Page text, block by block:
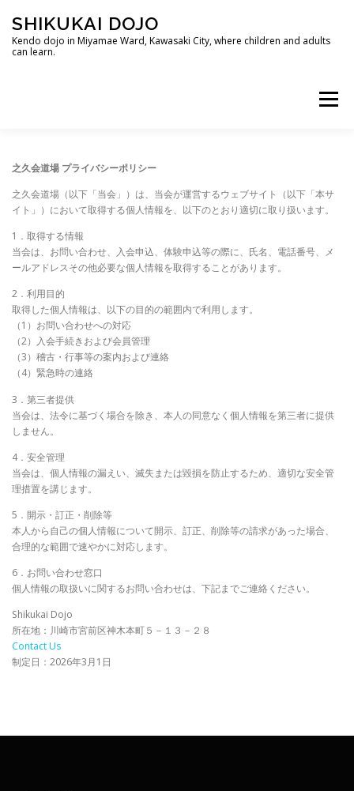
content
SHIKUKAI DOJO
Kendo dojo in Miyamae Ward, Kawasaki City, where children and adults
can learn.
Menu
ABOUT TRAINING INTERNATIONAL EXCHANGE
CONTACT US
之久会道場 プライバシーポリシー
之久会道場（以下「当会」）は、当会が運営するウェブサイト（以下「本サ
イト」）において取得する個人情報を、以下のとおり適切に取り扱います。
1．取得する情報
当会は、お問い合わせ、入会申込、体験申込等の際に、氏名、電話番号、メ
ールアドレスその他必要な個人情報を取得することがあります。
2．利用目的
取得した個人情報は、以下の目的の範囲内で利用します。
（1）お問い合わせへの対応
（2）入会手続きおよび会員管理
（3）稽古・行事等の案内および連絡
（4）緊急時の連絡
3．第三者提供
当会は、法令に基づく場合を除き、本人の同意なく個人情報を第三者に提供
しません。
4．安全管理
当会は、個人情報の漏えい、滅失または毀損を防止するため、適切な安全管
理措置を講じます。
5．開示・訂正・削除等
本人から自己の個人情報について開示、訂正、削除等の請求があった場合、
合理的な範囲で速やかに対応します。
6．お問い合わせ窓口
個人情報の取扱いに関するお問い合わせは、下記までご連絡ください。
Shikukai Dojo
所在地：川崎市宮前区神木本町５－１３－２８
Contact Us
制定日：2026年3月1日